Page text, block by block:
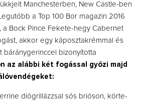
Manchesterben, New Castle-ben
a Top 100 Bor magazin 2016
Bock Pince Fekete-hegy Cabernet
akkor egy káposztakrémmal és
báránygerinccel bizonyította
az alábbi két fogással győzi majd
diógrillázzsal sós brióson, körte-